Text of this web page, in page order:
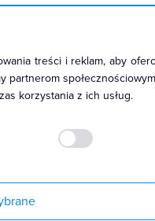
treści i reklam, aby
partnerom
korzystania z ich usług.
Mogą być
łącznikach 1- i